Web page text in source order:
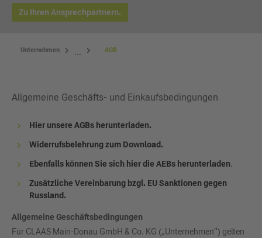
Zu Ihren Ansprechpartnern.
Unternehmen ... AGB
Allgemeine Geschäfts- und Einkaufsbedingungen
Hier unsere AGBs herunterladen.
Widerrufsbelehrung zum Download.
Ebenfalls können Sie sich hier die AEBs herunterladen.
Zusätzliche Vereinbarung bzgl. EU Sanktionen gegen
Russland.
Allgemeine Geschäftsbedingungen
Für CLAAS Main-Donau GmbH & Co. KG („Unternehmen“) gelten